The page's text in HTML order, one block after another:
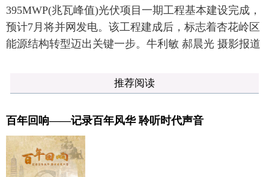
395MWP(兆瓦峰值)光伏项目一期工程基本建设完成，
预计7月将并网发电。该工程建成后，标志着杏花岭区
能源结构转型迈出关键一步。牛利敏 郝晨光 摄影报道
推荐阅读
百年回响——记录百年风华 聆听时代声音